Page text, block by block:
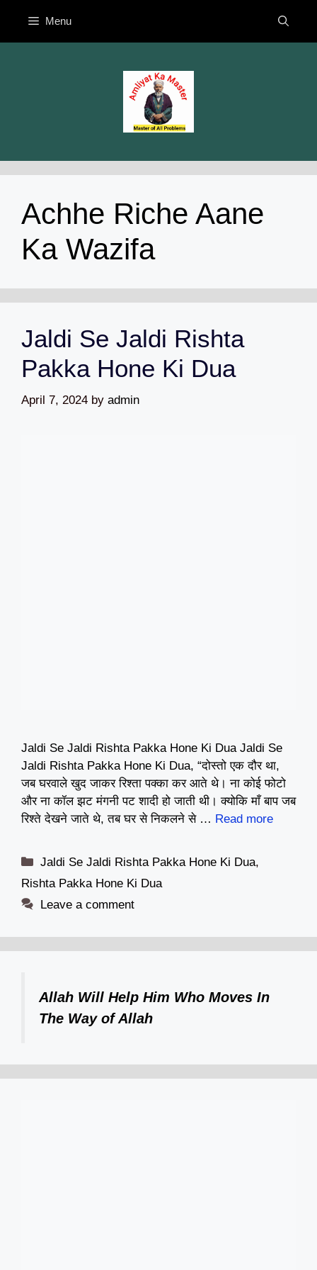
content
Menu
Achhe Riche Aane
Ka Wazifa
Jaldi Se Jaldi Rishta
Pakka Hone Ki Dua
April 7, 2024 by admin
Jaldi Se Jaldi Rishta Pakka Hone Ki Dua Jaldi Se
Jaldi Rishta Pakka Hone Ki Dua, “दोस्तो एक दौर था,
जब घरवाले खुद जाकर रिश्ता पक्का कर आते थे। ना कोई फोटो
और ना कॉल झट मंगनी पट शादी हो जाती थी। क्योकि माँ बाप जब
रिश्ते देखने जाते थे, तब घर से निकलने से … Read more
Categories
Jaldi Se Jaldi Rishta Pakka Hone Ki Dua,
Rishta Pakka Hone Ki Dua
Leave a comment
Allah Will Help Him Who Moves In
The Way of Allah